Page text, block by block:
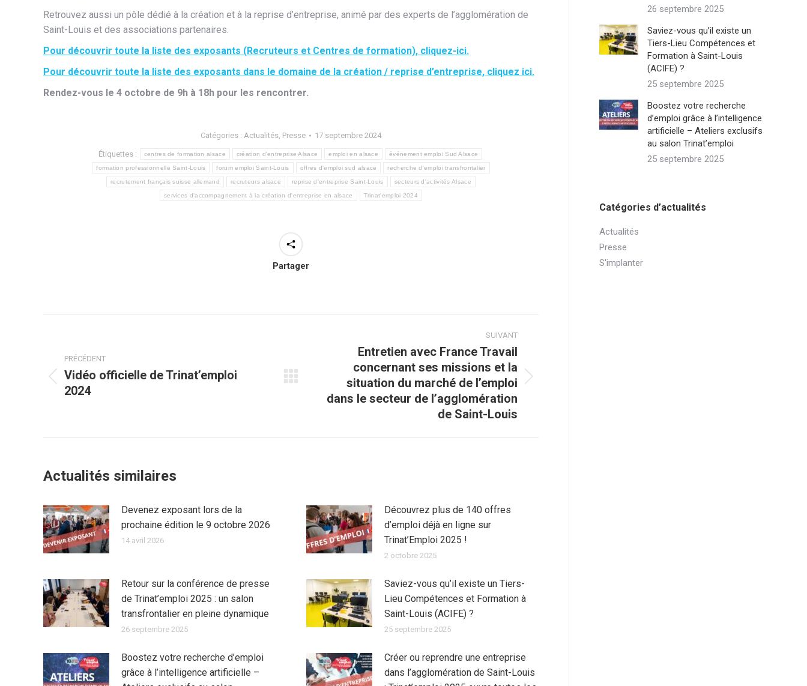
Retrouvez aussi un pôle dédié à la création et à la reprise d’entreprise, animé par des experts de l’agglomération de
Saint-Louis et des associations partenaires.
Pour découvrir toute la liste des exposants (Recruteurs et Centres de formation), cliquez-ici.
Pour découvrir toute la liste des exposants dans le domaine de la création / reprise d’entreprise, cliquez ici.
Rendez-vous le 4 octobre de 9h à 18h pour les rencontrer.
Catégories : Actualités, Presse 17 septembre 2024
Étiquettes : centres de formation alsace création d'entreprise Alsace emploi en alsace événement emploi Sud Alsace
formation professionnelle Saint-Louis forum emploi Saint-Louis offres d'emploi sud alsace recherche d'emploi transfrontalier
recrutement français suisse allemand recruteurs alsace reprise d'entreprise Saint-Louis secteurs d'activités Alsace
services d'accompagnement à la création d'entreprise en alsace Trinat'emploi 2024
Partager
PRÉCÉDENT
Article
précédent
Vidéo officielle de Trinat’emploi
2024
SUIVANT
suivant
Entretien avec France Travail
concernant ses missions et la
situation du marché de l’emploi
dans le secteur de l’agglomération
de Saint-Louis
Actualités similaires
Devenez exposant lors de la
prochaine édition le 9 octobre 2026
14 avril 2026
Découvrez plus de 140 offres
d’emploi déjà en ligne sur
Trinat’Emploi 2025 !
2 octobre 2025
Retour sur la conférence de presse
de Trinat’emploi 2025 : un salon
transfrontalier en pleine dynamique
26 septembre 2025
Saviez-vous qu’il existe un Tiers-
Lieu Compétences et Formation à
Saint-Louis (ACIFE) ?
25 septembre 2025
Boostez votre recherche d’emploi
grâce à l’intelligence artificielle –
Créer ou reprendre une entreprise
dans l’agglomération de Saint-Louis
26 septembre 2025
Saviez-vous qu’il existe un
Tiers-Lieu Compétences et
Formation à Saint-Louis
(ACIFE) ?
25 septembre 2025
Boostez votre recherche
d’emploi grâce à l’intelligence
artificielle – Ateliers exclusifs
au salon Trinat’emploi
25 septembre 2025
Catégories d’actualités
Actualités
Presse
S'implanter